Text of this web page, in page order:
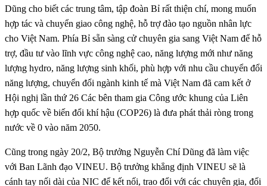
Dũng cho biết các trung tâm, tập đoàn Bỉ rất thiện chí, mong muốn
hợp tác và chuyển giao công nghệ, hỗ trợ đào tạo nguồn nhân lực
cho Việt Nam. Phía Bỉ sẵn sàng cử chuyên gia sang Việt Nam để hỗ
trợ, đầu tư vào lĩnh vực công nghệ cao, năng lượng mới như năng
lượng hydro, năng lượng sinh khối, phù hợp với nhu cầu chuyển đổi
năng lượng, chuyển đổi ngành kinh tế mà Việt Nam đã cam kết ở
Hội nghị lần thứ 26 Các bên tham gia Công ước khung của Liên
hợp quốc về biến đổi khí hậu (COP26) là đưa phát thải ròng trong
nước về 0 vào năm 2050.
Cũng trong ngày 20/2, Bộ trưởng Nguyễn Chí Dũng đã làm việc
với Ban Lãnh đạo VINEU. Bộ trưởng khẳng định VINEU sẽ là
cánh tay nối dài của NIC để kết nối, trao đổi với các chuyên gia, đối